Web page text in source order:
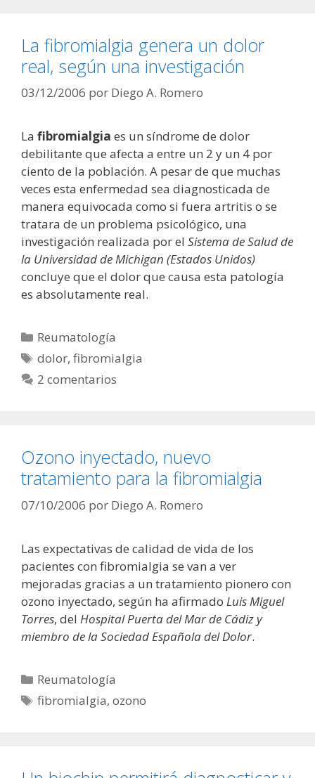
La fibromialgia genera un dolor
real, según una investigación
03/12/2006 por Diego A. Romero
La fibromialgia es un síndrome de dolor
debilitante que afecta a entre un 2 y un 4 por
ciento de la población. A pesar de que muchas
veces esta enfermedad sea diagnosticada de
manera equivocada como si fuera artritis o se
tratara de un problema psicológico, una
investigación realizada por el Sistema de Salud de
la Universidad de Michigan (Estados Unidos)
concluye que el dolor que causa esta patología
es absolutamente real.
Categorías
Reumatología
Etiquetas
dolor,fibromialgia
2 comentarios
Ozono inyectado, nuevo
tratamiento para la fibromialgia
07/10/2006 por Diego A. Romero
Las expectativas de calidad de vida de los
pacientes con fibromialgia se van a ver
mejoradas gracias a un tratamiento pionero con
ozono inyectado, según ha afirmado Luis Miguel
Torres, del Hospital Puerta del Mar de Cádiz y
miembro de la Sociedad Española del Dolor.
Categorías
Reumatología
Etiquetas
fibromialgia,ozono